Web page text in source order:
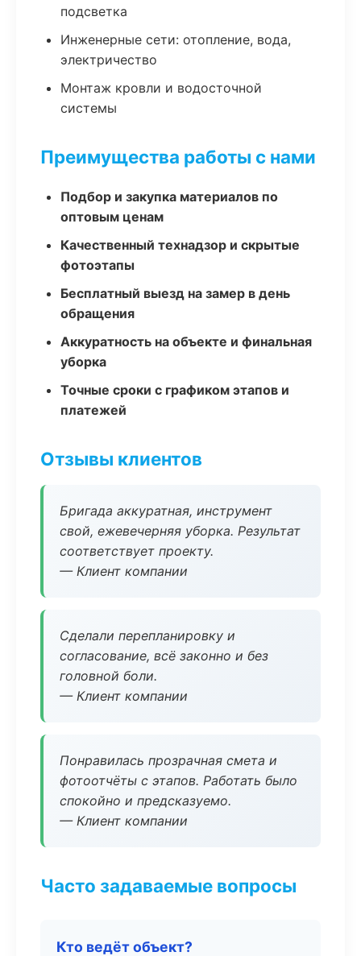
подсветка
Инженерные сети: отопление, вода,
электричество
Монтаж кровли и водосточной
системы
Преимущества работы с нами
Подбор и закупка материалов по
оптовым ценам
Качественный технадзор и скрытые
фотоэтапы
Бесплатный выезд на замер в день
обращения
Аккуратность на объекте и финальная
уборка
Точные сроки с графиком этапов и
платежей
Отзывы клиентов
Бригада аккуратная, инструмент
свой, ежевечерняя уборка. Результат
соответствует проекту.
— Клиент компании
Сделали перепланировку и
согласование, всё законно и без
головной боли.
— Клиент компании
Понравилась прозрачная смета и
фотоотчёты с этапов. Работать было
спокойно и предсказуемо.
— Клиент компании
Часто задаваемые вопросы
Кто ведёт объект?